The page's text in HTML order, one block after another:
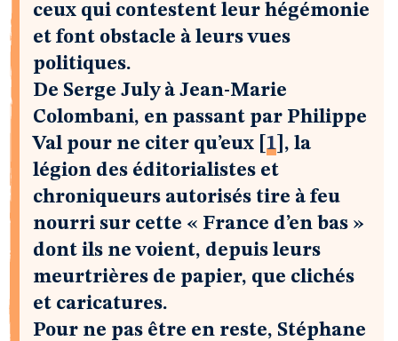
ceux qui contestent leur hégémonie
et font obstacle à leurs vues
politiques.
De Serge July à Jean-Marie
Colombani, en passant par Philippe
Val pour ne citer qu’eux
1 , la
légion des éditorialistes et
chroniqueurs autorisés tire à feu
nourri sur cette « France d’en bas »
dont ils ne voient, depuis leurs
meurtrières de papier, que clichés
et caricatures.
Pour ne pas être en reste, Stéphane